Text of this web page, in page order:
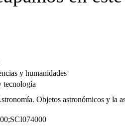
y humanidades
tecnología
Objetos astronómicos y la